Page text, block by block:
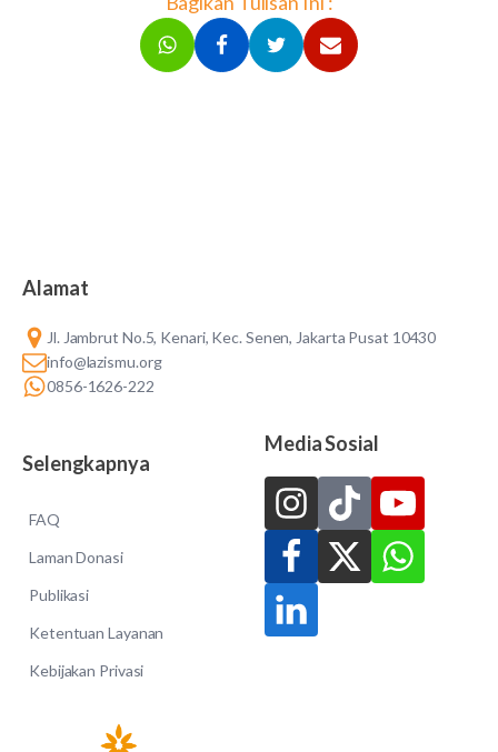
Alamat
Jl. Jambrut No.5, Kenari, Kec. Senen, Jakarta Pusat 10430
info@lazismu.org
0856-1626-222
Selengkapnya
FAQ
Laman Donasi
Publikasi
Ketentuan Layanan
Kebijakan Privasi
Media Sosial